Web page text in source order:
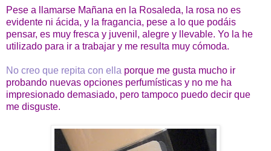
Pese a llamarse Mañana en la Rosaleda, la rosa no es
evidente ni ácida, y la fragancia, pese a lo que podáis
pensar, es muy fresca y juvenil, alegre y llevable. Yo la he
utilizado para ir a trabajar y me resulta muy cómoda.
No creo que repita con ella porque me gusta mucho ir
probando nuevas opciones perfumísticas y no me ha
impresionado demasiado, pero tampoco puedo decir que
me disguste.